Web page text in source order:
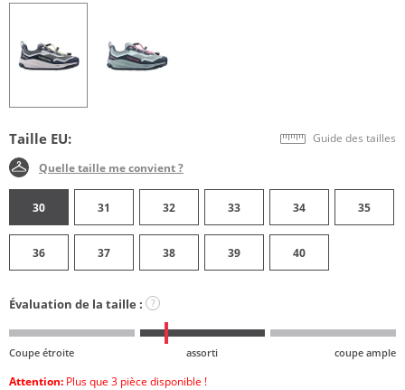
Taille EU: Guide des tailles
Quelle taille me convient ?
30 31 32 33 34 35
36 37 38 39 40
Évaluation de la taille : ?
Coupe étroite assorti coupe ample
Attention: Plus que 3 pièce disponible !